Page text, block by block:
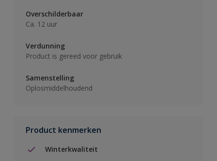
Overschilderbaar
Ca. 12 uur
Verdunning
Product is gereed voor gebruik
Samenstelling
Oplosmiddelhoudend
Product kenmerken
Winterkwaliteit